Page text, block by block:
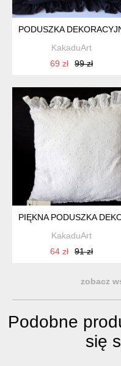
PODUSZKA
KakaduArt
69 zł
99 zł
PIĘKNA PODUSZKA
KakaduArt
64 zł
91 zł
zobacz
Podobne
się